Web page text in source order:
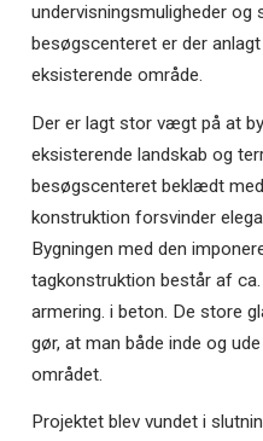
undervisningsmuligheder og
besøgscenteret er der
eksisterende område.
Der er lagt stor vægt på at
eksisterende landskab og
besøgscenteret beklædt
konstruktion forsvinder
Bygningen med den
tagkonstruktion består af
armering. i beton. De store
gør, at man både inde og
området.
Projektet blev vundet i